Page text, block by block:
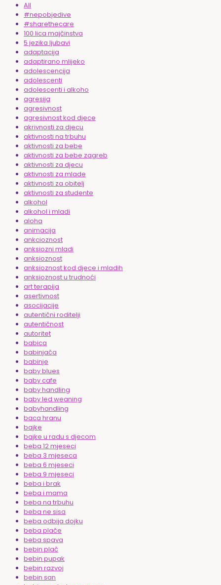
All
#nepobjedive
#sharethecare
100 lica majčinstva
5 jezika ljubavi
adaptacija
adaptirano mlijeko
adolescencija
adolescenti
adolescenti i alkoho
agresija
agresivnost
agresivnost kod djece
akrivnosti za djecu
aktivnosti na trbuhu
aktivnosti za bebe
aktivnosti za bebe zagreb
aktivnosti za djecu
aktivnosti za mlade
aktivnosti za obitelj
aktivnosti za studente
alkohol
alkohol i mladi
aloha
animacija
ankcioznost
anksiozni mladi
anksioznost
anksioznost kod djece i mladih
anksioznost u trudnoći
art terapija
asertivnost
asocijacije
autentični roditelji
autentičnost
autoritet
babica
babinjača
babinje
baby blues
baby cafe
baby handling
baby led weaning
babyhandling
baca hranu
bajke
bajke u radu s djecom
beba 12 mjeseci
beba 3 mjeseca
beba 6 mjeseci
beba 9 mjeseci
beba i brak
beba i mama
beba na trbuhu
beba ne sisa
beba odbija dojku
beba plače
beba spava
bebin plač
bebin pupak
bebin razvoj
bebin san